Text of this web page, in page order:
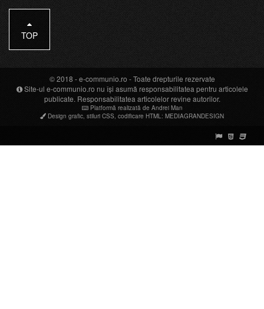
TOP
© 2018 -e-communio.ro - Toate drepturile rezervate
Site-ul e-communio.ro nu își asumă responsabilitatea pentru articolele
publicate. Responsabilitatea articolelor revine autorilor.
Platformă realizată de Andrei Man
Design grafic, stiluri CSS, codificare HTML: MEDIAGRANDESIGN